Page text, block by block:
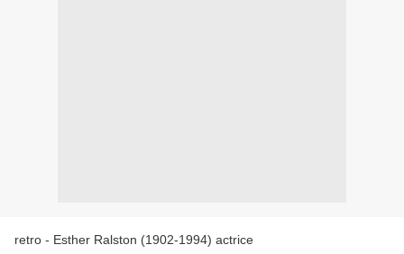
retro - Esther Ralston (1902-1994) actrice